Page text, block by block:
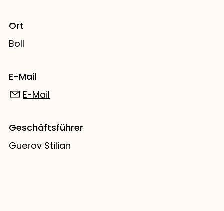
Ort
Boll
E-Mail
E-Mail
Geschäftsführer
Guerov Stilian